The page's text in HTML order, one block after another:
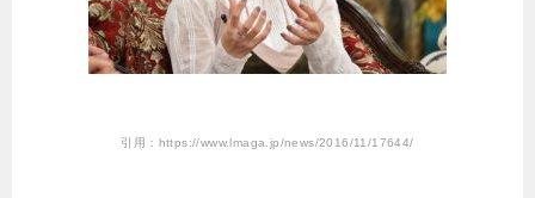
引用：https://www.lmaga.jp/news/2016/11/17644/